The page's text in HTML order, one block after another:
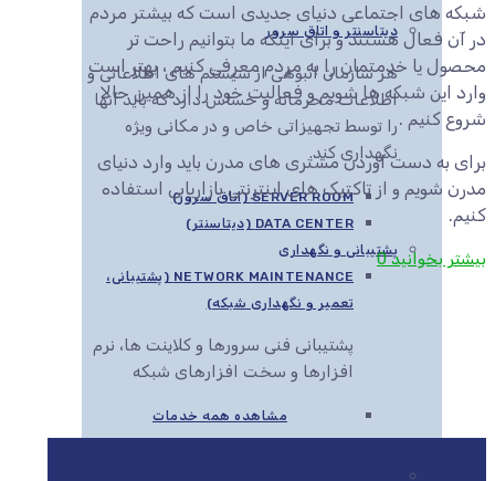
دیتاسنتر و اتاق سرور
هر سازمان انبوهی از سیستم های اطلاعاتی و
اطلاعات محرمانه و حساس دارد که باید آنها
را توسط تجهیزاتی خاص و در مکانی ویژه
نگهداری کند.
SERVER ROOM (اتاق سرور)
DATA CENTER (دیتاسنتر)
پشتیبانی و نگهداری
NETWORK MAINTENANCE (پشتیبانی،
تعمیر و نگهداری شبکه)
پشتیبانی فنی سرورها و کلاینت ها، نرم
افزارها و سخت افزارهای شبکه
مشاهده همه خدمات
شبکه های اجتماعی دنیای جدیدی است که بیشتر مردم
در آن فعال هستند و برای اینکه ما بتوانیم راحت تر
محصول یا خدمتمان را به مردم معرفی کنیم ، بهتر است
وارد این شبکه ها شویم و فعالیت خود را از همین حالا
شروع کنیم .
برای به دست آوردن مشتری های مدرن باید وارد دنیای
مدرن شویم و از تاکتیک های اینترنتی بازاریابی استفاده
کنیم.
بیشتر بخوانید 0